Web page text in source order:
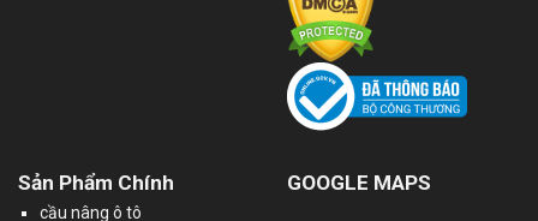
Sản Phẩm Chính
cầu nâng ô tô
GOOGLE MAPS